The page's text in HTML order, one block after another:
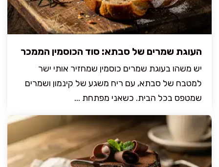
העוגת שמרים של סבתא: סוד הכוסמין הממכר
יש משהו בעוגת שמרים כוסמין שמחזיר אותי ישר
למטבח של סבתא, עם ריח משגע של קינמון ושמרים
שמטפס בכל הבית. כשאני מפתחת ...